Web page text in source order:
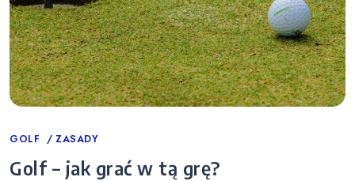
Categories
GOLF ZASADY
Golf – jak grać w tą grę?